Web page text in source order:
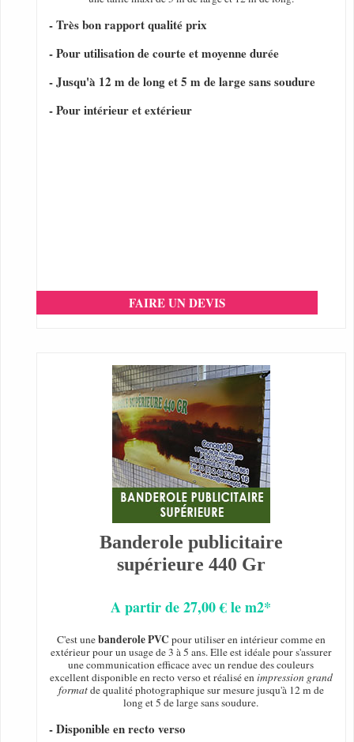
- Très bon rapport qualité prix
- Pour utilisation de courte et moyenne durée
- Jusqu'à 12 m de long et 5 m de large sans soudure
- Pour intérieur et extérieur
FAIRE UN DEVIS
Banderole publicitaire
supérieure 440 Gr
A partir de 27,00 € le m2*
C'est unebanderole PVC pour utiliser en intérieur comme en
extérieur pour un usage de 3 à 5 ans. Elle est idéale pour s'assurer
une communication efficace avec un rendue des couleurs
excellent disponible en recto verso et réalisé enimpression grand
formatde qualité photographique sur mesure jusqu'à 12 m de
long et 5 de large sans soudure.
- Disponible en recto verso